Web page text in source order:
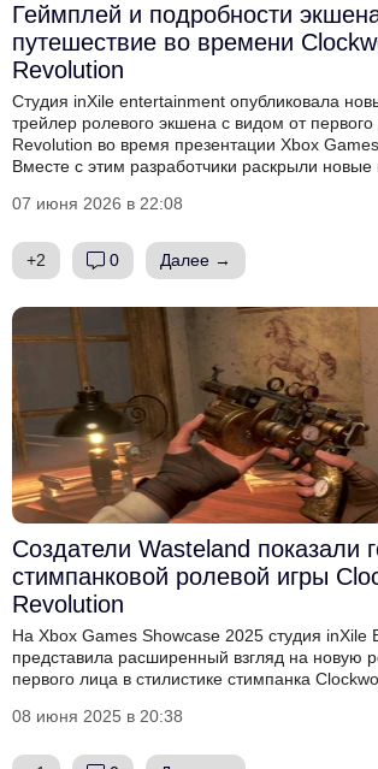
Геймплей и подробности
путешествие во времени
Revolution
Студия inXile entertainment опубликовала
трейлер ролевого экшена с видом от
Revolution во время презентации Xbox
Вместе с этим разработчики раскрыли новые
07 июня 2026 в 22:08
+2 0 Далее →
Создатели Wasteland показали
стимпанковой ролевой игры
Revolution
На Xbox Games Showcase 2025 студия inXile
представила расширенный взгляд на новую
первого лица в стилистике стимпанка
08 июня 2025 в 20:38